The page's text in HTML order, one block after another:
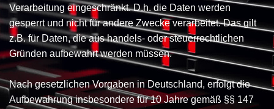
Verarbeitung eingeschränkt. D.h. die Daten werden
gesperrt und nicht für andere Zwecke verarbeitet. Das gilt
z.B. für Daten, die aus handels- oder steuerrechtlichen
Gründen aufbewahrt werden müssen.
Nach gesetzlichen Vorgaben in Deutschland, erfolgt die
Aufbewahrung insbesondere für 10 Jahre gemäß §§ 147